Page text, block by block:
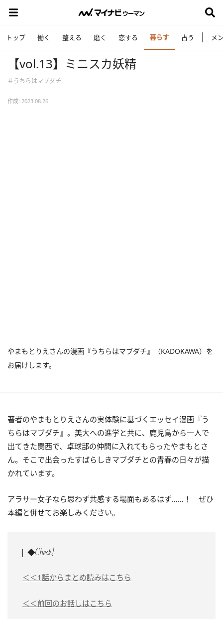
トップ 働く 整える 磨く 恋する 暮らす 占う メ
【vol.13】ミニスカ妖精
＃うちらはマブダチ
作成: 2023.08.26
やまもとりえさんの漫画『うちらはマブダチ』（KADOKAWA）を
お届けします。
著者のやまもとりえさんの実体験に基づくエッセイ漫画『う
ちらはマブダチ』。美大への進学と共に、鹿児島から一人で
出てきた関西で、卓球部の仲間に入れてもらったやまもとさ
ん。そこで出会ったすばらしきマブダチとの青春の日々が描
かれています。
アラサー女子なら思わず共感する場面もあるはず……！ ぜひ
本編と併せてお楽しみください。
◆Check!
＜＜1話からまとめ読みはこちら
＜＜前回のお話しはこちら